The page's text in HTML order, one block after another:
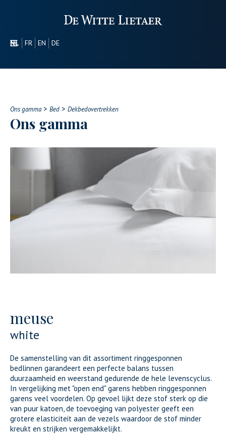
NL FR EN
DE
ONS GAMMA
CONTACT
Ons gamma> Bed > Dekbedovertrekken
Ons gamma
meuse
white
De samenstelling van dit assortiment ringgesponnen
bedlinnen garandeert een perfecte balans tussen
duurzaamheid en weerstand gedurende de hele levenscyclus.
In vergelijking met "open end" garens hebben ringgesponnen
garens veel voordelen. Op gevoel lijkt deze stof sterk op die
van puur katoen, de toevoeging van polyester geeft een
grotere elasticiteit aan de vezels waardoor de stof minder
kreukt en strijken vergemakkelijkt.